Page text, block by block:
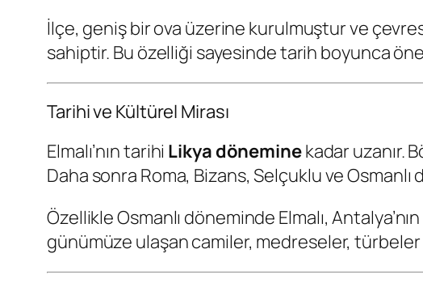
İlçe, geniş bir ova üzerine kurulmuştur ve
sahiptir. Bu özelliği sayesinde tarih boyunca
Tarihi ve Kültürel Mirası
Elmalı’nın tarihi Likya döneminekadar uzanır.
Daha sonra Roma, Bizans, Selçuklu ve
Özellikle Osmanlı döneminde Elmalı,
günümüze ulaşan camiler, medreseler,